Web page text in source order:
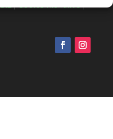
|Cookie Richtlinie|